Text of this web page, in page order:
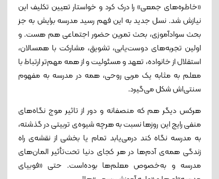
«خاطره‌های جمعی» را درک کرد و خواستار تعیین تکلیف این
نیازش شد. نسل جدید به این‌ فهم رسید مدرسه برایش به جز
بحث سوادآموزی، بحث تمرین حضور اجتماعی هم هست. و
اولین تجربه‌های دوست‌یابی، تشویق، مشارکت با همسالان،
استقلال از خانواده، تعهد و مسئولیت و از همه مهم‌تر ارتباط با
معلم به مثابه یک مربی روحی، همه در مدرسه به مفهوم
سنتی‌اش شکل می‌گیرد.
هرکس دیگر هم که منصفانه و دور از تاثیر موج نگاه‌های
منفی رایج این روزها نسبت به هرچه شیوه‌ی تربیتی در گذشته،
به مدرسه نگاه کند درمی‌یابد تمام یا بخشی از نقشه‌ی راه
زندگی همه‌ی آدم‌ها در هر کجای دنیا تحت‌تأثیر المان‌های
مدرسه و به‌خصوص معلم‌ها بوده‌است. حتی «فوبیای